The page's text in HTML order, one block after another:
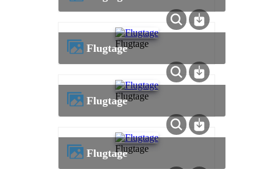
Flugtage
Flugtage
Flugtage
Flugtage
Flugtage
Flugtage